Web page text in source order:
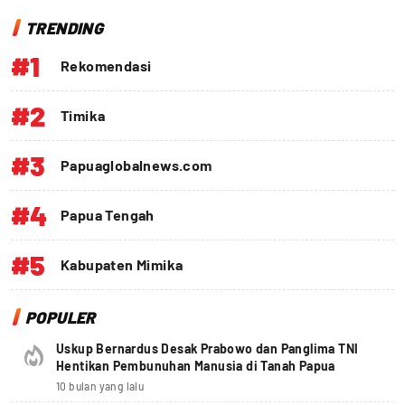
TRENDING
#1 Rekomendasi
#2 Timika
#3 Papuaglobalnews.com
#4 Papua Tengah
#5 Kabupaten Mimika
POPULER
Uskup Bernardus Desak Prabowo dan Panglima TNI
Hentikan Pembunuhan Manusia di Tanah Papua
10 bulan yang lalu